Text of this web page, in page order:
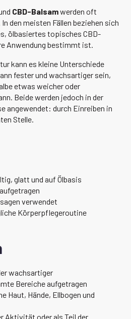
CBD-Balsamwerden oft
den meisten Fällen beziehen sich
ölbasiertes topisches CBD-
Anwendung bestimmt ist.
kann es kleine Unterschiede
fester und wachsartiger sein,
etwas weicher oder
Beide werden jedoch in der
angewendet: durch Einreiben in
Stelle.
glatt und auf Ölbasis
verwendet
Körperpflegeroutine
wachsartiger
Bereiche aufgetragen
Haut, Hände, Ellbogen und
Aktivität oder als Teil der